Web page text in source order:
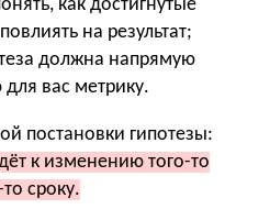
как достигнутые
на результат;
должна напрямую
вас метрику.
постановки гипотезы:
к изменению того-то
сроку.